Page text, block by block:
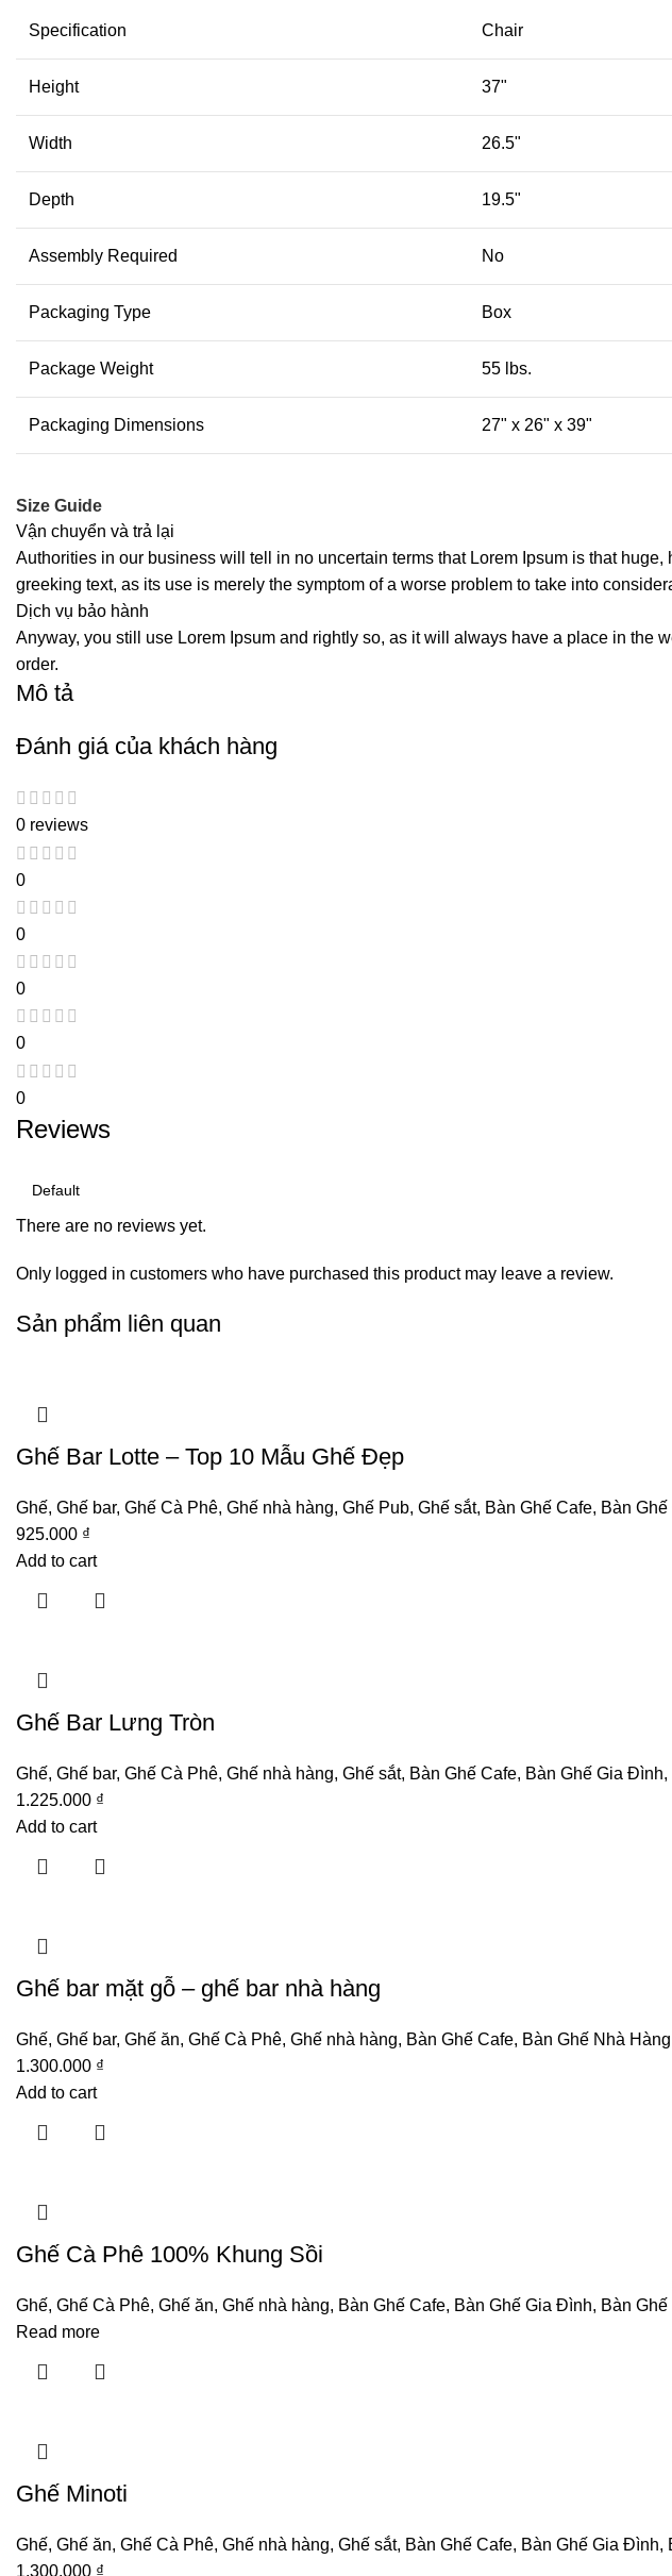
Specification Chair
Height 37"
Width 26.5"
Depth 19.5"
Assembly Required No
Packaging Type Box
Package Weight 55 lbs.
Packaging Dimensions 27" x 26" x 39"
Size Guide
Vận chuyển và trả lại
Authorities in our business will tell in no uncertain terms that Lorem Ipsum is that
greeking text, as its use is merely the symptom of a worse problem to take into
Dịch vụ bảo hành
Anyway, you still use Lorem Ipsum and rightly so, as it will always have a place in the
order.
Mô tả
Đánh giá của khách hàng
0 reviews
0
0
0
0
0
Reviews
There are no reviews yet.
Only logged in customers who have purchased this product may leave a review.
Sản phẩm liên quan
Ghế Bar Lotte – Top 10 Mẫu Ghế Đẹp
Ghế, Ghế bar, Ghế Cà Phê, Ghế nhà hàng, Ghế Pub, Ghế sắt, Bàn Ghế Cafe, Bàn
925.000 ₫
Add to cart
Ghế Bar Lưng Tròn
Ghế, Ghế bar, Ghế Cà Phê, Ghế nhà hàng, Ghế sắt, Bàn Ghế Cafe, Bàn Ghế Gia Đình,
1.225.000 ₫
Add to cart
Ghế bar mặt gỗ – ghế bar nhà hàng
Ghế, Ghế bar, Ghế ăn, Ghế Cà Phê, Ghế nhà hàng, Bàn Ghế Cafe, Bàn Ghế Nhà Hàng
1.300.000 ₫
Add to cart
Ghế Cà Phê 100% Khung Sồi
Ghế, Ghế Cà Phê, Ghế ăn, Ghế nhà hàng, Bàn Ghế Cafe, Bàn Ghế Gia Đình, Bàn
Read more
Ghế Minoti
Ghế, Ghế ăn, Ghế Cà Phê, Ghế nhà hàng, Ghế sắt, Bàn Ghế Cafe, Bàn Ghế Gia Đình,
1.300.000 ₫